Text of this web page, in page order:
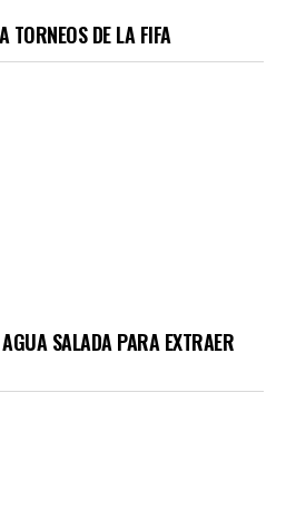
TORNEOS DE LA FIFA
SALADA PARA EXTRAER